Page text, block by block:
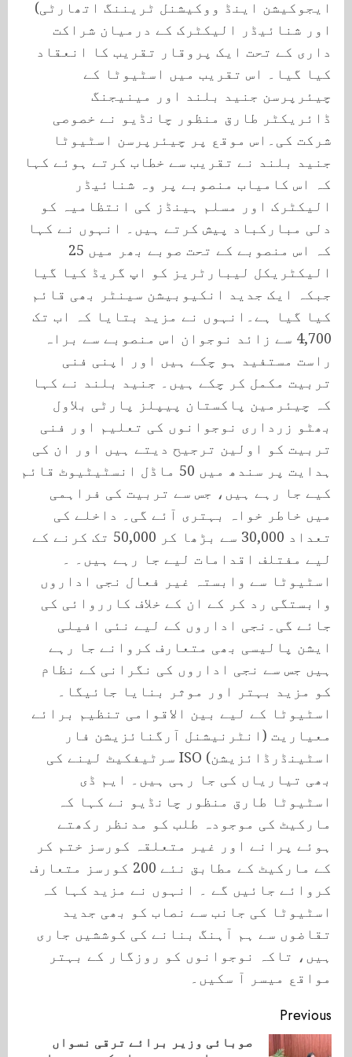
ایجوکیشن اینڈ ووکیشنل ٹریننگ اتھارٹی)
اور شنائیڈر الیکٹرک کے درمیان شراکت
داری کے تحت ایک پروقار تقریب کا انعقاد
کیا گیا۔ اس تقریب میں اسٹیوٹا کے
چیئرپرسن جنید بلند اور مینیجنگ
ڈائریکٹر طارق منظور چانڈیو نے خصوصی
شرکت کی۔اس موقع پر چیئرپرسن اسٹیوٹا
جنید بلند نے تقریب سے خطاب کرتے ہوئے کہا
کہ اس کامیاب منصوبے پر وہ شنائیڈر
الیکٹرک اور مسلم ہینڈز کی انتظامیہ کو
دلی مبارکباد پیش کرتے ہیں۔ انہوں نے کہا
کہ اس منصوبے کے تحت صوبے بھر میں 25
الیکٹریکل لیبارٹریز کو اپ گریڈ کیا گیا
جبکہ ایک جدید انکیوبیشن سینٹر بھی قائم
کیا گیا ہے۔انہوں نے مزید بتایا کہ اب تک
4,700 سے زائد نوجوان اس منصوبے سے براہ
راست مستفید ہو چکے ہیں اور اپنی فنی
تربیت مکمل کر چکے ہیں۔ جنید بلند نے کہا
کہ چیئرمین پاکستان پیپلز پارٹی بلاول
بھٹو زرداری نوجوانوں کی تعلیم اور فنی
تربیت کو اولین ترجیح دیتے ہیں اور ان کی
ہدایت پر سندھ میں 50 ماڈل انسٹیٹیوٹ قائم
کیے جا رہے ہیں، جس سے تربیت کی فراہمی
میں خاطر خواہ بہتری آئے گی۔ داخلے کی
تعداد 30,000 سے بڑھا کر 50,000 تک کرنے کے
لیے مفتلف اقدامات لیے جا رہے ہیں۔ ۔
اسٹیوٹا سے وابستہ غیر فعال نجی اداروں
وابستگی رد کر کے ان کے خلاف کارروائی کی
جائے گی۔نجی اداروں کے لیے نئی افیلی
ایشن پالیسی بھی متعارف کروانے جا رہے
ہیں جس سے نجی اداروں کی نگرانی کے نظام
کو مزید بہتر اور موثر بنایا جائیگا۔
اسٹیوٹا کے لیے بین الاقوامی تنظیم برائے
معیاریت (انٹرنیشنل آرگنائزیشن فار
اسٹینڈرڈائزیشن) ISO سرٹیفکیٹ لینے کی
بھی تیاریاں کی جا رہی ہیں۔ ایم ڈی
اسٹیوٹا طارق منظور چانڈیو نے کہا کہ
مارکیٹ کی موجودہ طلب کو مدنظر رکھتے
ہوئے پرانے اور غیر متعلقہ کورسز ختم کر
کے مارکیٹ کے مطابق نئے 200 کورسز متعارف
کروائے جائیں گے ۔ انہوں نے مزید کہا کہ
اسٹیوٹا کی جانب سے نصاب کو بھی جدید
تقاضوں سے ہم آہنگ بنانے کی کوششیں جاری
ہیں، تاکہ نوجوانوں کو روزگار کے بہتر
مواقع میسر آ سکیں۔
Continue
Reading
Previous
صوبائی وزیر برائے ترقی نسواں